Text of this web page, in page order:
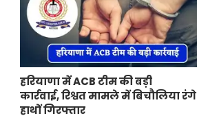
हरियाणा में ACB टीम की बड़ी
कार्रवाई, रिश्वत मामले में बिचौलिया रंगे
हाथों गिरफ्तार